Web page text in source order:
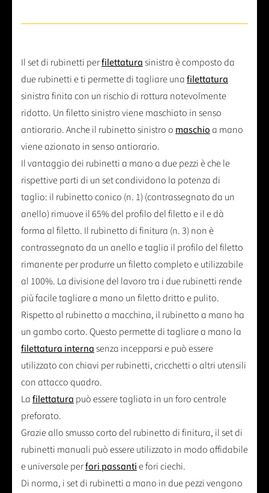
Il set di rubinetti perfilettaturasinistra è composto da
due rubinetti e ti permette di tagliare unafilettatura
sinistra finita con un rischio di rottura notevolmente
ridotto. Un filetto sinistro viene maschiato in senso
antiorario. Anche il rubinetto sinistro o maschioa mano
viene azionato in senso antiorario.
Il vantaggio dei rubinetti a mano a due pezzi è che le
rispettive parti di un set condividono la potenza di
taglio: il rubinetto conico (n. 1) (contrassegnato da un
anello) rimuove il 65% del profilo del filetto e il e dà
forma al filetto. Il rubinetto di finitura (n. 3) non è
contrassegnato da un anello e taglia il profilo del filetto
rimanente per produrre un filetto completo e utilizzabile
al 100%. La divisione del lavoro tra i due rubinetti rende
più facile tagliare a mano un filetto dritto e pulito.
Rispetto al rubinetto a macchina, il rubinetto a mano ha
un gambo corto. Questo permette di tagliare a mano la
filettatura internasenza incepparsi e può essere
utilizzato con chiavi per rubinetti, cricchetti o altri utensili
con attacco quadro.
Lafilettatura può essere tagliata in un foro centrale
preforato.
Grazie allo smusso corto del rubinetto di finitura, il set di
rubinetti manuali può essere utilizzato in modo affidabile
e universale perfori passantie fori ciechi.
Di norma, i set di rubinetti a mano in due pezzi vengono